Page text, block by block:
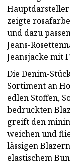
zeigte
und dazu
Jeans-
Jeansjacke mit
Die Denim-
Sortiment an
edlen Stoffen,
bedruckten
greift den
weichen und
lässigen
elastischem